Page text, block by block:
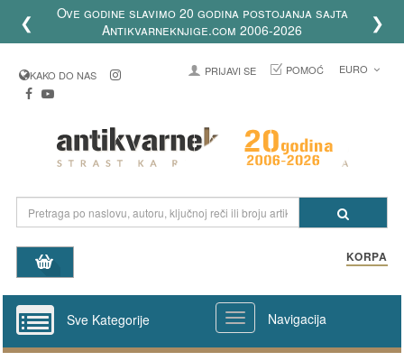
❮
Ove godine slavimo 20 godina postojanja sajta
Antikvarneknjige.com 2006-2026
❯
KAKO DO NAS PRIJAVI SE POMOĆ EURO
KORPA
Sve Kategorije Navigacija